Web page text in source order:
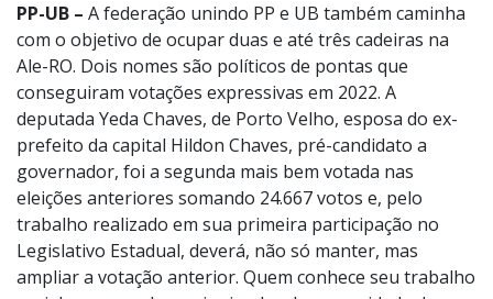
PP-UB – A federação unindo PP e UB também caminha
com o objetivo de ocupar duas e até três cadeiras na
Ale-RO. Dois nomes são políticos de pontas que
conseguiram votações expressivas em 2022. A
deputada Yeda Chaves, de Porto Velho, esposa do ex-
prefeito da capital Hildon Chaves, pré-candidato a
governador, foi a segunda mais bem votada nas
eleições anteriores somando 24.667 votos e, pelo
trabalho realizado em sua primeira participação no
Legislativo Estadual, deverá, não só manter, mas
ampliar a votação anterior. Quem conhece seu trabalho